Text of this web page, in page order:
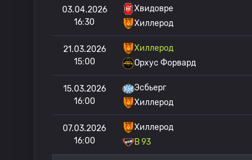
03.04.2026
16:30
Хвидовре
Хиллерод
21.03.2026
15:00
Хиллерод
Орхус Форвард
15.03.2026
16:00
Эсбьерг
Хиллерод
07.03.2026
16:00
Хиллерод
B 93